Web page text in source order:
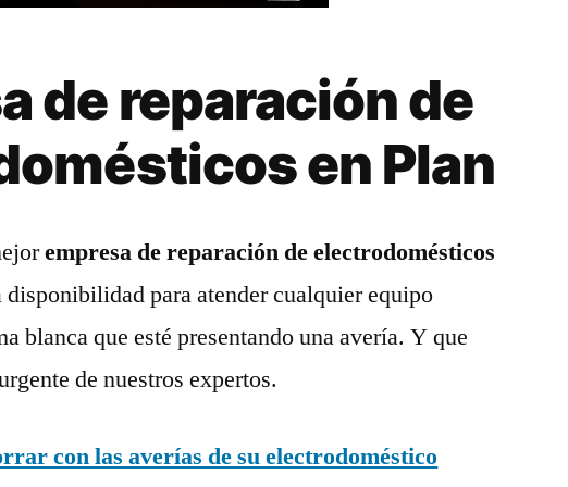
de reparación de
en Plan
empresa de reparación de electrodomésticos
para atender cualquier equipo
blanca que esté presentando una avería. Y que
de nuestros expertos.
con las averías de su electrodoméstico